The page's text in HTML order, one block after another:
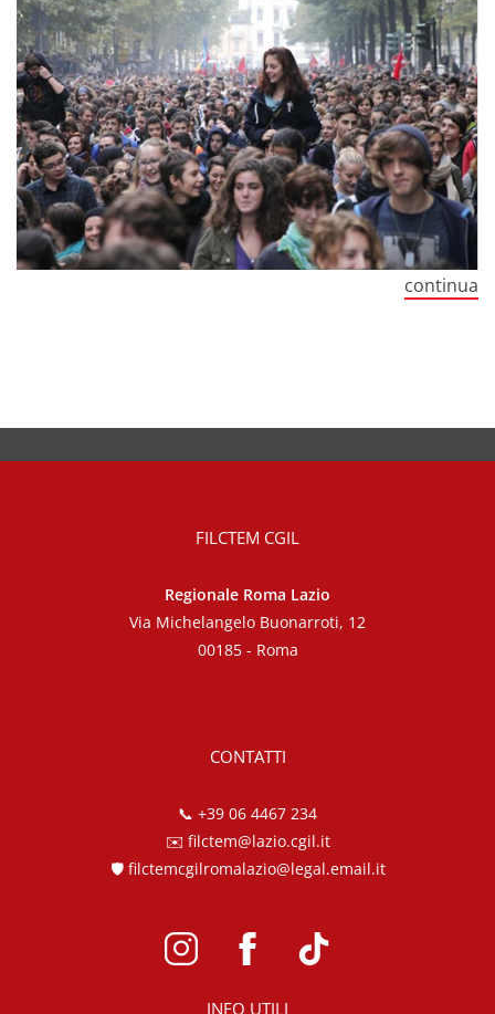
continua
FILCTEM CGIL
Regionale Roma Lazio
Via Michelangelo Buonarroti, 12
00185 - Roma
CONTATTI
📞 +39 06 4467 234
✉️ filctem@lazio.cgil.it
🛡️ filctemcgilromalazio@legal.email.it
INFO UTILI